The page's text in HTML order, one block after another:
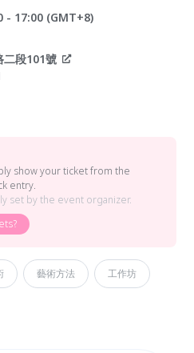
- 17:00 (GMT+8)
二段101號
show your ticket from the
entry.
set by the event organizer.
藝術方法 工作坊